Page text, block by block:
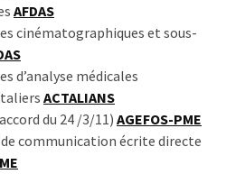
AFDAS
cinématographiques et sous-
d’analyse médicales
ACTALIANS
du 24 /3/11) AGEFOS-PME
communication écrite directe